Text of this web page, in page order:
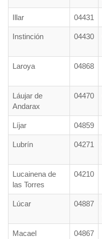
Illar 04431
Instinción 04430
Laroya 04868
Láujar de
Andarax
04470
Líjar 04859
Lubrín 04271
Lucainena de
las Torres
04210
Lúcar 04887
Macael 04867